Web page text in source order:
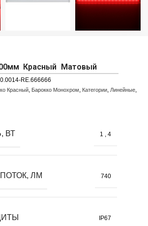
Красный Матовый
RE.666666
Красный, Барокко Монохром, Категории, Линейные,
ВТ 1 , 4
ЛМ 740
IP67